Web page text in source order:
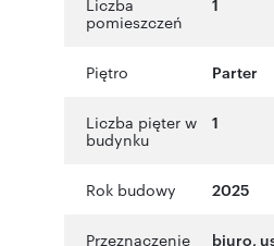
pomieszczeń
Piętro Parter
Liczba pięter w
budynku
1
Rok budowy 2025
Przeznaczenie biuro,